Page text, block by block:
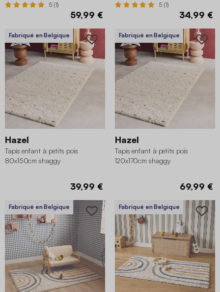
5 (1)
59,99 €
5 (1)
34,99 €
Fabriqué en Belgique
Hazel
Tapis enfant à petits pois
80x150cm shaggy
39,99 €
Fabriqué en Belgique
Hazel
Tapis enfant à petits pois
120x170cm shaggy
69,99 €
Fabriqué en Belgique Fabriqué en Belgique